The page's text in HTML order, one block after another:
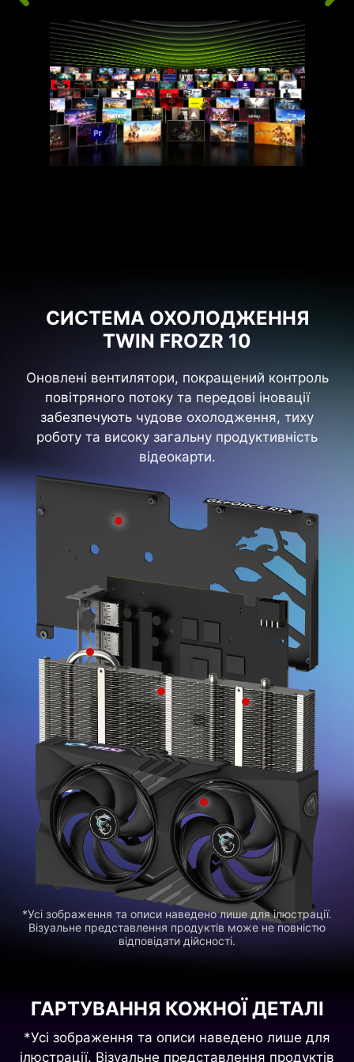
СИСТЕМА ОХОЛОДЖЕННЯ
TWIN FROZR 10
Оновлені вентилятори, покращений контроль
повітряного потоку та передові іновації
забезпечують чудове охолодження, тиху
роботу та високу загальну продуктивність
відеокарти.
*Усі зображення та описи наведено лише для ілюстрації.
Візуальне представлення продуктів може не повністю
відповідати дійсності.
ГАРТУВАННЯ КОЖНОЇ ДЕТАЛІ
*Усі зображення та описи наведено лише для
ілюстрації. Візуальне представлення продуктів